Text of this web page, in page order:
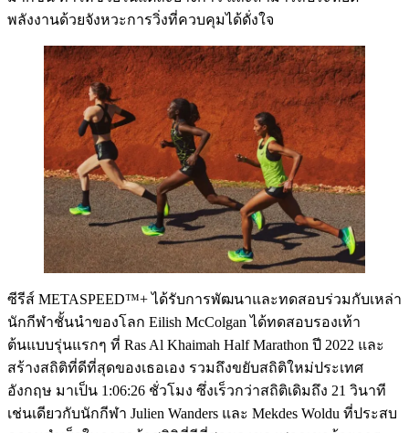
พลังงานด้วยจังหวะการวิ่งที่ควบคุมได้ดั่งใจ
ซีรีส์ METASPEED™+ ได้รับการพัฒนาและทดสอบร่วมกับเหล่า
นักกีฬาชั้นนำของโลก Eilish McColgan ได้ทดสอบรองเท้า
ต้นแบบรุ่นแรกๆ ที่ Ras Al Khaimah Half Marathon ปี 2022 และ
สร้างสถิติที่ดีที่สุดของเธอเอง รวมถึงขยับสถิติใหม่ประเทศ
อังกฤษ มาเป็น 1:06:26 ชั่วโมง ซึ่งเร็วกว่าสถิติเดิมถึง 21 วินาที
เช่นเดียวกับนักกีฬา Julien Wanders และ Mekdes Woldu ที่ประสบ